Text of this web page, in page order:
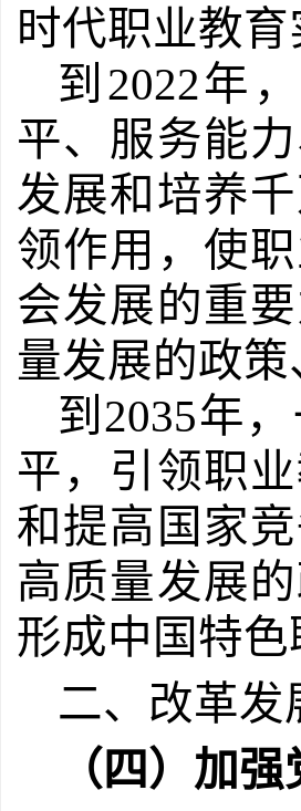
时代职业教
到 2022年
平、服务能
发展和培养
领作用，使
会发展的重
量发展的政
到 2035年
平，引领职
和提高国家
高质量发展
形成中国特
二、改革发
（四）加